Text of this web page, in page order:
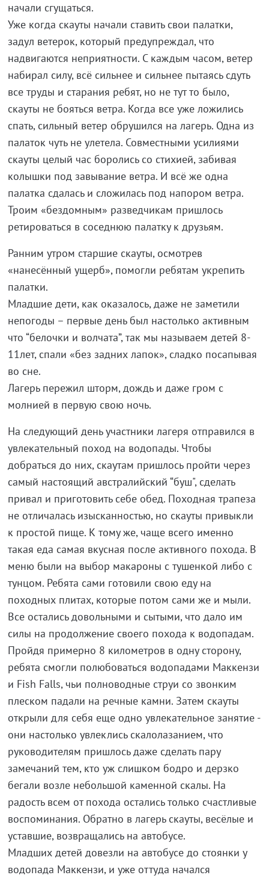
начали сгущаться.
Уже когда скауты начали ставить свои палатки,
задул ветерок, который предупреждал, что
надвигаются неприятности. С каждым часом, ветер
набирал силу, всё сильнее и сильнее пытаясь сдуть
все труды и старания ребят, но не тут то было,
скауты не бояться ветра. Когда все уже ложились
спать, сильный ветер обрушился на лагерь. Одна из
палаток чуть не улетела. Совместными усилиями
скауты целый час боролись со стихией, забивая
колышки под завывание ветра. И всё же одна
палатка сдалась и сложилась под напором ветра.
Троим «бездомным» разведчикам пришлось
ретироваться в соседнюю палатку к друзьям.
Ранним утром старшие скауты, осмотрев
«нанесённый ущерб», помогли ребятам укрепить
палатки.
Младшие дети, как оказалось, даже не заметили
непогоды – первые день был настолько активным
что “белочки и волчата”, так мы называем детей 8-
11лет, спали «без задних лапок», сладко посапывая
во сне.
Лагерь пережил шторм, дождь и даже гром с
молнией в первую свою ночь.
На следующий день участники лагеря отправился в
увлекательный поход на водопады. Чтобы
добраться до них, скаутам пришлось пройти через
самый настоящий австралийский “буш", сделать
привал и приготовить себе обед. Походная трапеза
не отличалась изысканностью, но скауты привыкли
к простой пище. К тому же, чаще всего именно
такая еда самая вкусная после активного похода. В
меню были на выбор макароны с тушенкой либо с
тунцом. Ребята сами готовили свою еду на
походных плитах, которые потом сами же и мыли.
Все остались довольными и сытыми, что дало им
силы на продолжение своего похода к водопадам.
Пройдя примерно 8 километров в одну сторону,
ребята смогли полюбоваться водопадами Маккензи
и Fish Falls, чьи полноводные струи со звонким
плеском падали на речные камни. Затем скауты
открыли для себя еще одно увлекательное занятие -
они настолько увлеклись скалолазанием, что
руководителям пришлось даже сделать пару
замечаний тем, кто уж слишком бодро и дерзко
бегали возле небольшой каменной скалы. На
радость всем от похода остались только счастливые
воспоминания. Обратно в лагерь скауты, весёлые и
уставшие, возвращались на автобусе.
Младших детей довезли на автобусе до стоянки у
водопада Маккензи, и уже оттуда начался